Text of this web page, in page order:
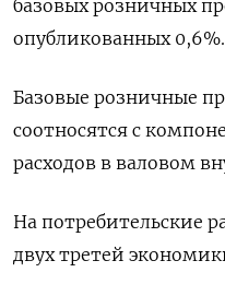
базовых розничных
опубликованных 0,6%.
Базовые розничные
соотносятся с
расходов в валовом
На потребительские
двух третей